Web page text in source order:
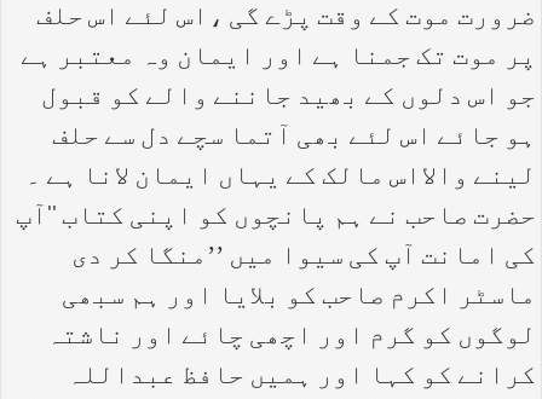
ضرورت موت کے وقت پڑے گی ،اس لئے اس حلف
پر موت تک جمنا ہے اور ایمان وہ معتبر ہے
جو اس دلوں کے بھید جاننے والے کو قبول
ہو جائے اس لئے بھی آتما سچے دل سے حلف
لینے والااس مالک کے یہاں ایمان لانا ہے ۔
حضرت صاحب نے ہم پانچوں کو اپنی کتاب ‘‘آپ
کی امانت آپ کی سیوا میں ’’منگا کر دی
ماسٹر اکرم صاحب کو بلایا اور ہم سبھی
لوگوں کو گرم اور اچھی چائے اور ناشتہ
کرانے کو کہا اور ہمیں حافظ عبداللہ